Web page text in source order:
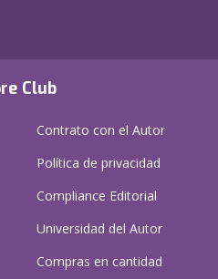
Club
Contrato con el Autor
Política de privacidad
Compliance Editorial
Universidad del Autor
Compras en cantidad